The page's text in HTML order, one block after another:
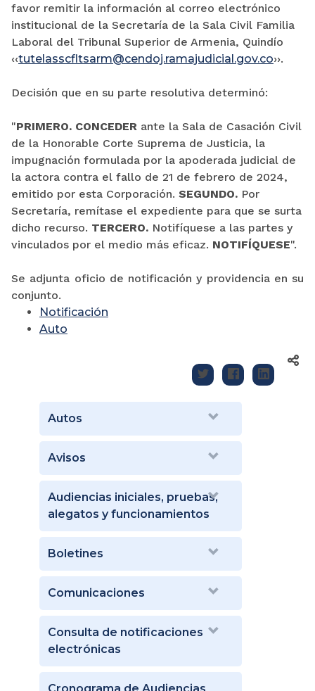
favor remitir la información al correo electrónico
institucional de la Secretaría de la Sala Civil Familia
Laboral del Tribunal Superior de Armenia, Quindío
‹‹tutelasscfltsarm@cendoj.ramajudicial.gov.co››.
Decisión que en su parte resolutiva determinó:
"PRIMERO. CONCEDER ante la Sala de Casación Civil
de la Honorable Corte Suprema de Justicia, la
impugnación formulada por la apoderada judicial de
la actora contra el fallo de 21 de febrero de 2024,
emitido por esta Corporación. SEGUNDO. Por
Secretaría, remítase el expediente para que se surta
dicho recurso. TERCERO. Notifíquese a las partes y
vinculados por el medio más eficaz. NOTIFÍQUESE".
Se adjunta oficio de notificación y providencia en su
conjunto.
Notificación
Auto
Autos
Avisos
Audiencias iniciales, pruebas,
alegatos y funcionamientos
Boletines
Comunicaciones
Consulta de notificaciones
electrónicas
Cronograma de Audiencias